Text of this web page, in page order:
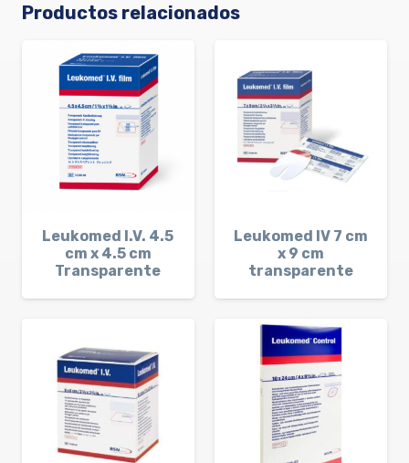
Productos relacionados
Leukomed I.V. 4.5
cm x 4.5 cm
Transparente
Leukomed IV 7 cm
x 9 cm
transparente